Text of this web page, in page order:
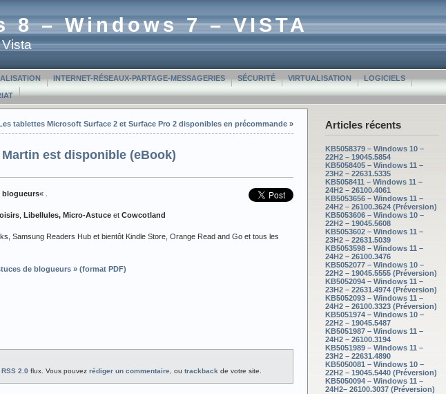
8 – Windows 7 – VISTA
INTERNET-RÉSEAUX-PARTAGE-MESSAGERIES SÉCURITÉ VIRTUALISATION LOGICIELS
Articles récents
KB5058379 – Windows 10 –
22H2 – 19045.5854
KB5058405 – Windows 11 –
23H2 – 22631.5335
KB5058411 – Windows 11 –
24H2 – 26100.4061
KB5053656 – Windows 11 –
24H2 – 26100.3624 (Préversion)
KB5053606 – Windows 10 –
22H2 – 19045.5608
KB5053602 – Windows 11 –
23H2 – 22631.5039
KB5053598 – Windows 11 –
24H2 – 26100.3476
KB5052077 – Windows 10 –
22H2 – 19045.5555 (Préversion)
KB5052094 – Windows 11 –
23H2 – 22631.4974 (Préversion)
KB5052093 – Windows 11 –
24H2 – 26100.3323 (Préversion)
KB5051974 – Windows 10 –
22H2 – 19045.5487
KB5051987 – Windows 11 –
24H2 – 26100.3194
KB5051989 – Windows 11 –
23H2 – 22631.4890
KB5050081 – Windows 10 –
22H2 – 19045.5440 (Préversion)
KB5050094 – Windows 11 –
24H2– 26100.3037 (Préversion)
tablettes Microsoft Surface 2 et Surface Pro 2 disponibles en précommande »
est disponible (eBook)
blogueurs« .
, Libellules, Micro-Astuce etCowcotland
Samsung Readers Hub et bientôt Kindle Store, Orange Read and Go et tous les
de blogueurs» (format PDF)
RSS 2.0 flux. Vous pouvez rédiger un commentaire , ou trackback de votre site.